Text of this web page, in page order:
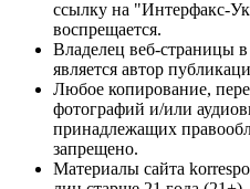
ссылку на "Интерфакс-
воспрещается.
Владелец веб-страницы
является автор
Любое копирование,
фотографий и/или
принадлежащих
запрещено.
Материалы сайта